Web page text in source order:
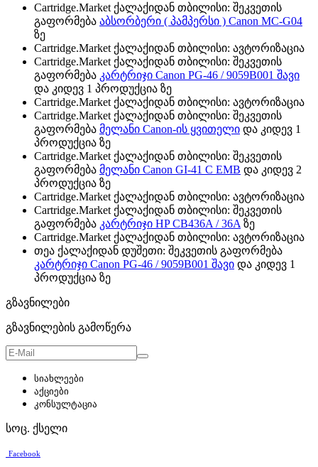
Cartridge.Market ქალაქიდან თბილისი: შეკვეთის
გაფორმება აბსორბერი ( პამპერსი ) Canon MC-G04
ზე
Cartridge.Market ქალაქიდან თბილისი: ავტორიზაცია
Cartridge.Market ქალაქიდან თბილისი: შეკვეთის
გაფორმება კარტრიჯი Canon PG-46 / 9059B001 შავი
და კიდევ 1 პროდუქცია ზე
Cartridge.Market ქალაქიდან თბილისი: ავტორიზაცია
Cartridge.Market ქალაქიდან თბილისი: შეკვეთის
გაფორმება მელანი Canon-ის ყვითელი და კიდევ 1
პროდუქცია ზე
Cartridge.Market ქალაქიდან თბილისი: შეკვეთის
გაფორმება მელანი Canon GI-41 C EMB და კიდევ 2
პროდუქცია ზე
Cartridge.Market ქალაქიდან თბილისი: ავტორიზაცია
Cartridge.Market ქალაქიდან თბილისი: შეკვეთის
გაფორმება კარტრიჯი HP CB436A / 36A ზე
Cartridge.Market ქალაქიდან თბილისი: ავტორიზაცია
თეა ქალაქიდან დუშეთი: შეკვეთის გაფორმება
კარტრიჯი Canon PG-46 / 9059B001 შავი და კიდევ 1
პროდუქცია ზე
გზავნილები
გზავნილების გამოწერა
სიახლეები
აქციები
კონსულტაცია
სოც. ქსელი
Facebook